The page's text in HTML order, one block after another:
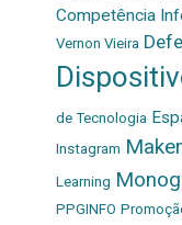
Competência
Vernon Vieira
de Tecnologia
Instagram
Learning
PPGINFO